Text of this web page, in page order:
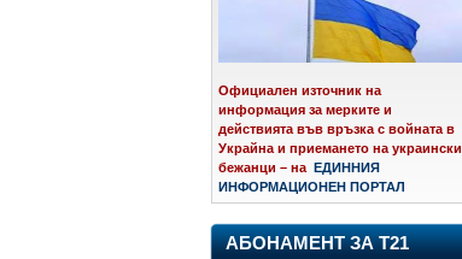
Официален източник на
информация за мерките и
действията във връзка с войната в
Украйна и приемането на украински
бежанци – на
ЕДИННИЯ
ИНФОРМАЦИОНЕН ПОРТАЛ
АБОНАМЕНТ ЗА Т21